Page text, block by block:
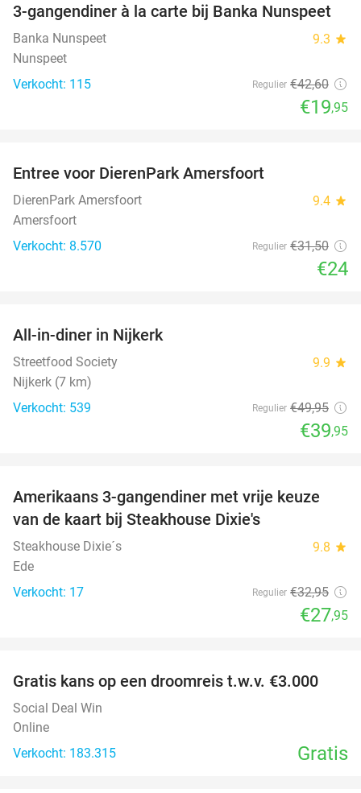
53%
NEW
TODAY
3-gangendiner à la carte bij Banka Nunspeet
Banka Nunspeet 9.3 star
Nunspeet
Verkocht: 115
Regulier €42,60
€19,95
Entree voor DierenPark Amersfoort
DierenPark Amersfoort 9.4 star
Amersfoort
Verkocht: 8.570
Regulier €31,50
€24
All-in-diner in Nijkerk
Streetfood Society 9.9 star
Nijkerk (7 km)
Verkocht: 539
Regulier €49,95
€39,95
15%
TODAY
Amerikaans 3-gangendiner met vrije keuze
van de kaart bij Steakhouse Dixie's
Steakhouse Dixie´s 9.8 star
Ede
Verkocht: 17
Regulier €32,95
€27,95
Gratis kans op een droomreis t.w.v. €3.000
Social Deal Win
Online
Verkocht: 183.315
Gratis